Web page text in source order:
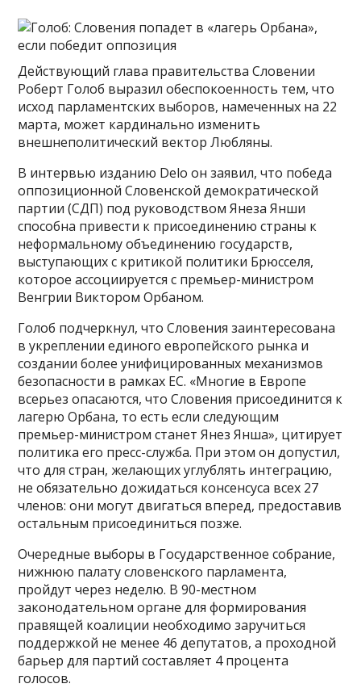
Действующий глава правительства Словении
Роберт Голоб выразил обеспокоенность тем, что
исход парламентских выборов, намеченных на 22
марта, может кардинально изменить
внешнеполитический вектор Любляны.
В интервью изданию Delo он заявил, что победа
оппозиционной Словенской демократической
партии (СДП) под руководством Янеза Янши
способна привести к присоединению страны к
неформальному объединению государств,
выступающих с критикой политики Брюсселя,
которое ассоциируется с премьер-министром
Венгрии Виктором Орбаном.
Голоб подчеркнул, что Словения заинтересована
в укреплении единого европейского рынка и
создании более унифицированных механизмов
безопасности в рамках ЕС. «Многие в Европе
всерьез опасаются, что Словения присоединится к
лагерю Орбана, то есть если следующим
премьер-министром станет Янез Янша», цитирует
политика его пресс-служба. При этом он допустил,
что для стран, желающих углублять интеграцию,
не обязательно дожидаться консенсуса всех 27
членов: они могут двигаться вперед, предоставив
остальным присоединиться позже.
Очередные выборы в Государственное собрание,
нижнюю палату словенского парламента,
пройдут через неделю. В 90-местном
законодательном органе для формирования
правящей коалиции необходимо заручиться
поддержкой не менее 46 депутатов, а проходной
барьер для партий составляет 4 процента
голосов.